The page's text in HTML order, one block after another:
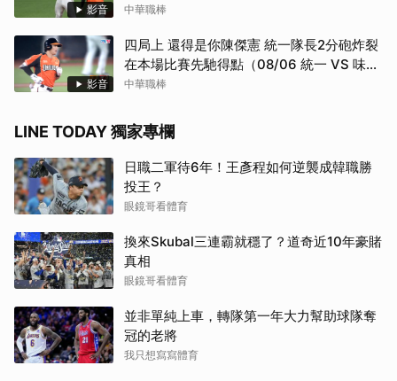
影音 中華職棒
影音
四局上 還得是你陳傑憲 統一隊長2分砲炸裂
在本場比賽先馳得點（08/06 統一 VS 味
全）
中華職棒
LINE TODAY 獨家專欄
日職二軍待6年！王彥程如何逆襲成韓職勝
投王？
眼鏡哥看體育
換來Skubal三連霸就穩了？道奇近10年豪賭
真相
眼鏡哥看體育
並非單純上車，轉隊第一年大力幫助球隊奪
冠的老將
我只想寫寫體育